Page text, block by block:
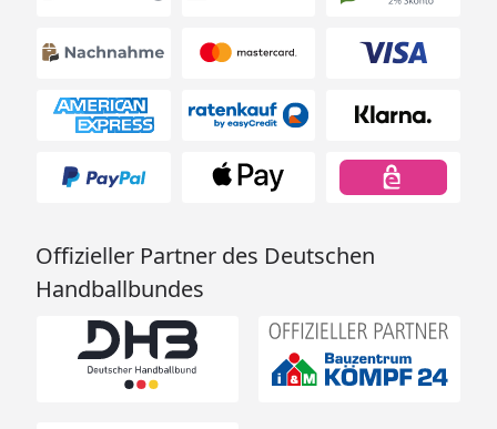
Offizieller Partner des Deutschen
Handballbundes